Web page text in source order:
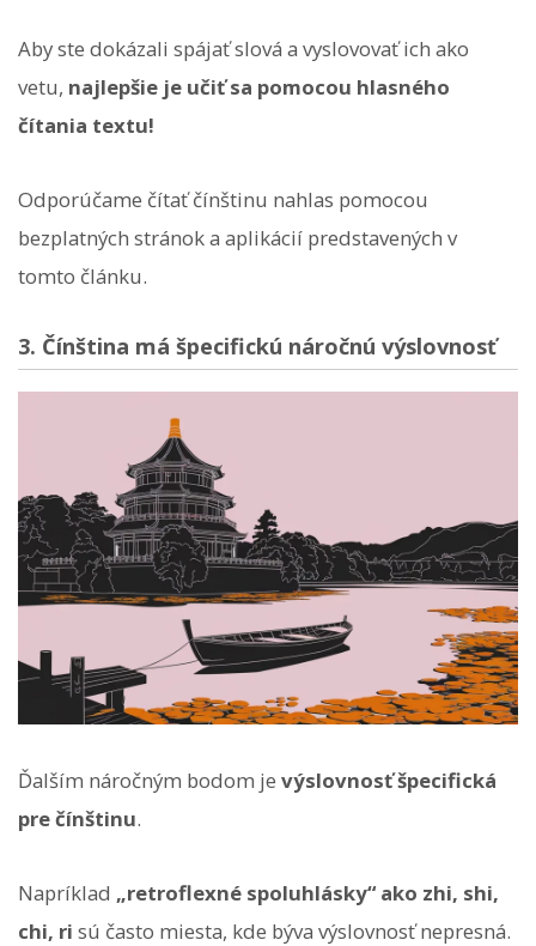
Aby ste dokázali spájať slová a vyslovovať ich ako
vetu, najlepšie je učiť sa pomocou hlasného
čítania textu!
Odporúčame čítať čínštinu nahlas pomocou
bezplatných stránok a aplikácií predstavených v
tomto článku.
3. Čínština má špecifickú náročnú výslovnosť
Ďalším náročným bodom je výslovnosť špecifická
pre čínštinu.
Napríklad „retroflexné spoluhlásky“ ako zhi, shi,
chi, ri sú často miesta, kde býva výslovnosť nepresná.